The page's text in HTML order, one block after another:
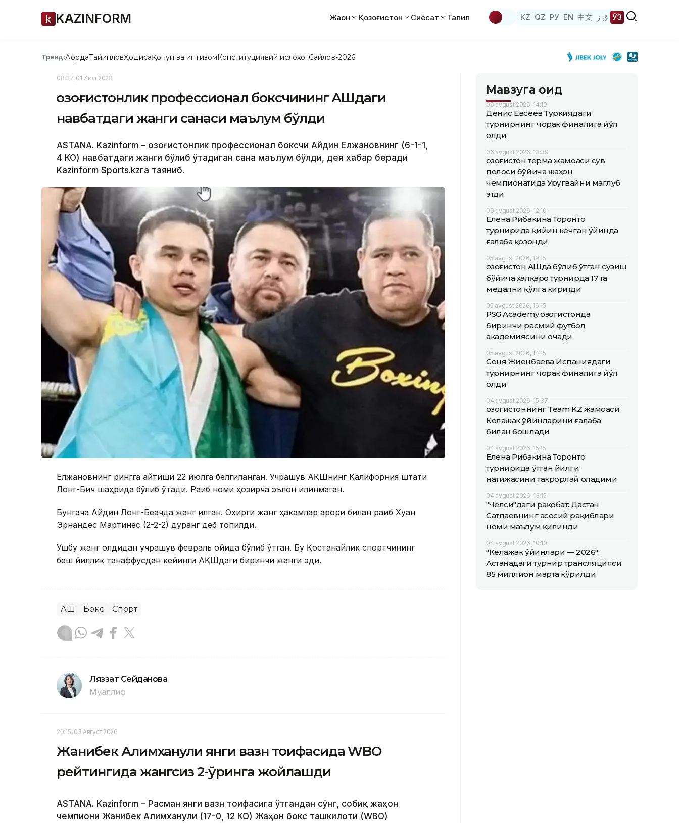
KAZINFORM Жаҳон Қозоғистон Сиёсат Таҳлил KZ QZ РУ EN 中文 ق ز ЎЗ
Тренд:АқордаТайинловҲодисаҚонун ва интизомКонституциявий ислоҳотСайлов-2026
08:37, 01 Июл 2023
Қозоғистонлик профессионал боксчининг АҚШдаги
навбатдаги жанги санаси маълум бўлди
ASTANA. Kazinform – Қозоғистонлик профессионал боксчи Айдин Елжановнинг (6-1-1,
4 КО) навбатдаги жанги бўлиб ўтадиган сана маълум бўлди, дея хабар беради
Kazinform Sports.kzга таяниб.
Елжановнинг рингга қайтиши 22 июлга белгиланган. Учрашув АҚШнинг Калифорния штати
Лонг-Бич шаҳрида бўлиб ўтади. Рақиб номи ҳозирча эълон қилинмаган.
Бунгача Айдин Лонг-Беачда жанг қилган. Охирги жанг ҳакамлар қарори билан рақиб Хуан
Эрнандес Мартинес (2-2-2) дуранг деб топилди.
Ушбу жанг олдидан учрашув февраль ойида бўлиб ўтган. Бу Қостанайлик спортчининг
беш йиллик танаффусдан кейинги АҚШдаги биринчи жанги эди.
АҚШ Бокс Спорт
Ляззат Сейданова
Муаллиф
20:15, 03 Август 2026
Жанибек Алимханули янги вазн тоифасида WBO
рейтингида жангсиз 2-ўринга жойлашди
ASTANА. Кazinform – Расман янги вазн тоифасига ўтгандан сўнг, собиқ жаҳон
чемпиони Жанибек Алимханули (17-0, 12 КО) Жаҳон бокс ташкилоти (WBО)
Мавзуга оид
06 avgust 2026, 14:10
Денис Евсеев Туркиядаги
турнирнинг чорак финалига йўл
олди
06 avgust 2026, 13:39
Қозоғистон терма жамоаси сув
полоси бўйича жаҳон
чемпионатида Уругвайни мағлуб
этди
06 avgust 2026, 12:10
Елена Рибакина Торонто
турнирида қийин кечган ўйинда
ғалаба қозонди
05 avgust 2026, 19:15
Қозоғистон АҚШда бўлиб ўтган сузиш
бўйича халқаро турнирда 17 та
медални қўлга киритди
05 avgust 2026, 16:15
PSG Academy Қозоғистонда
биринчи расмий футбол
академиясини очади
05 avgust 2026, 14:15
Соня Жиенбаева Испаниядаги
турнирнинг чорак финалига йўл
олди
04 avgust 2026, 15:37
Қозоғистоннинг Team KZ жамоаси
Келажак ўйинларини ғалаба
билан бошлади
04 avgust 2026, 15:15
Елена Рибакина Торонто
турнирида ўтган йилги
натижасини такрорлай оладими
04 avgust 2026, 13:15
"Челси"даги рақобат: Дастан
Сатпаевнинг асосий рақиблари
номи маълум қилинди
04 avgust 2026, 10:10
"Келажак ўйинлари — 2026":
Астанадаги турнир трансляцияси
85 миллион марта кўрилди